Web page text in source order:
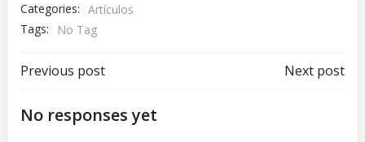
Categories: Artículos
Tags:
No Tag
Navegación
de
Previous post
Navegación
Next post
No responses yet